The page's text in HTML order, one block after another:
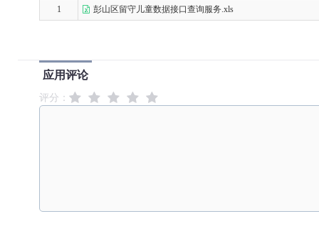
1 彭山区留守儿童数据接口查询服务.xls
应用评论
评分：